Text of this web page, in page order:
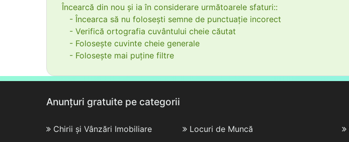
Încearcă din nou și ia în considerare următoarele sfaturi::
- Încearca să nu folosești semne de punctuație incorect
- Verifică ortografia cuvântului cheie căutat
- Folosește cuvinte cheie generale
- Folosește mai puține filtre
Anunțuri gratuite pe categorii
Chirii și Vânzări Imobiliare
Locuri de Muncă